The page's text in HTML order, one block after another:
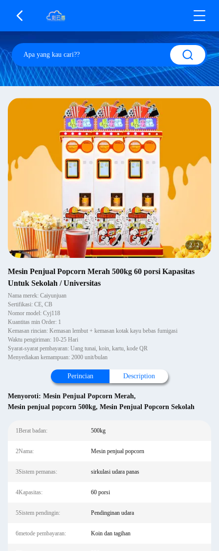
2/2
Mesin Penjual Popcorn Merah 500kg 60 porsi Kapasitas
Untuk Sekolah / Universitas
Nama merek: Caiyunjuan
Sertifikasi: CE, CB
Nomor model: Cyj118
Kuantitas min Order: 1
Kemasan rincian: Kemasan lembut + kemasan kotak kayu bebas fumigasi
Waktu pengiriman: 10-25 Hari
Syarat-syarat pembayaran: Uang tunai, koin, kartu, kode QR
Menyediakan kemampuan: 2000 unit/bulan
Perincian Description
Menyoroti: Mesin Penjual Popcorn Merah,
Mesin penjual popcorn 500kg, Mesin Penjual Popcorn Sekolah
1Berat badan: 500kg
2Nama: Mesin penjual popcorn
3Sistem pemanas: sirkulasi udara panas
4Kapasitas: 60 porsi
5Sistem pendingin: Pendinginan udara
6metode pembayaran: Koin dan tagihan